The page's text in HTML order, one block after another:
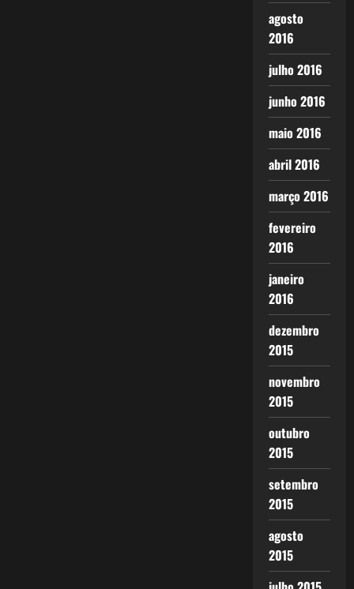
agosto
2016
julho 2016
junho 2016
maio 2016
abril 2016
março 2016
fevereiro
2016
janeiro
2016
dezembro
2015
novembro
2015
outubro
2015
setembro
2015
agosto
2015